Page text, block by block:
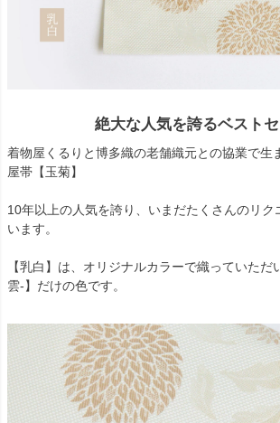
絶大な人気を誇るベスト
着物屋くるりと博多織の老舗織元との協業で生
屋帯【玉菊】
10年以上の人気を誇り、いまだたくさんのリク
います。
【乳白】は、オリジナルカラーで織っていただ
雲-】だけの色です。